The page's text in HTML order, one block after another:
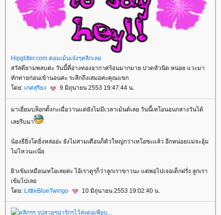
Hipglitter.com คอมเม้นเจ๋งๆคลิกเล
สวัสดียามพลบค่ะ วันนี้ที่อ่างทองอากาศร้อนมากมาย ปวดหัวนิด หน่อย แวะมา
ทักทายก่อนเข้านอนค่ะ ระลึกถึงเสมอค่ะคุณแขก
ดย: เกศสุริยง 9 มิถุนายน 2553 19:47:44 น.
มาเยี่ยมบล็อกตั้งกะเมื่อวานแต่ยังไม่มีเวลาเม้นต์เลย วันนี้เทโอนอนกลางวันได้
เลยรีบมา
น้องธียิ่งโตยิ่งหล่ออ่ะ ยังไม่สามเดือนก็ตัวใหญ่กว่าเทโอซะแล้ว อีกหน่อยแม่จะอุ้ม
ไม่ไหวนะเนี่
ผิวเข้มเหมือนเทโอเลยค่ะ ไอ้เราดูๆก็ว่าลูกเราขาวนะ แต่พอไปเจอเด็กฝรั่ง ลูกเรา
เข้มไปเล
ดย: LittleBlueTwingo 10 มิถุนายน 2553 19:02:40 น.